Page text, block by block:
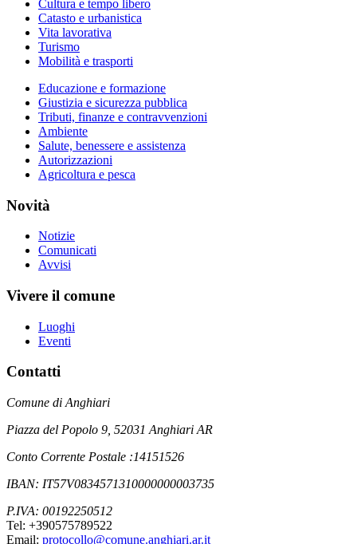
Cultura e tempo libero
Catasto e urbanistica
Vita lavorativa
Turismo
Mobilità e trasporti
Educazione e formazione
Giustizia e sicurezza pubblica
Tributi, finanze e contravvenzioni
Ambiente
Salute, benessere e assistenza
Autorizzazioni
Agricoltura e pesca
Novità
Notizie
Comunicati
Avvisi
Vivere il comune
Luoghi
Eventi
Contatti
Comune di Anghiari
Piazza del Popolo 9, 52031 Anghiari AR
Conto Corrente Postale :14151526
IBAN: IT57V0834571310000000003735
P.IVA: 00192250512
Tel: +390575789522
Email: protocollo@comune.anghiari.ar.it